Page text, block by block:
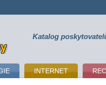
Katalog
INTERNET